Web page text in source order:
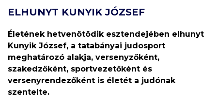
ELHUNYT KUNYIK JÓZSEF
Életének hetvenötödik esztendejében elhunyt
Kunyik József, a tatabányai judosport
meghatározó alakja, versenyzőként,
szakedzőként, sportvezetőként és
versenyrendezőként is életét a judónak
szentelte.